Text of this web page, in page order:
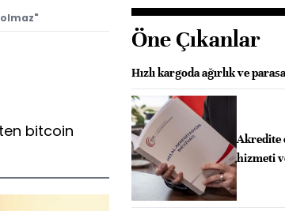
bitcoin
Öne Çıkanlar
Hızlı kargoda ağırlık ve
Akredite
hizmeti